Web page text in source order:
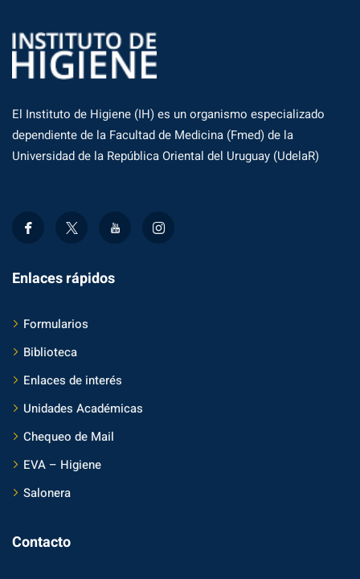
El Instituto de Higiene (IH) es un organismo especializado
dependiente de la Facultad de Medicina (Fmed) de la
Universidad de la República Oriental del Uruguay (UdelaR)
Enlaces rápidos
Formularios
Biblioteca
Enlaces de interés
Unidades Académicas
Chequeo de Mail
EVA – Higiene
Salonera
Contacto